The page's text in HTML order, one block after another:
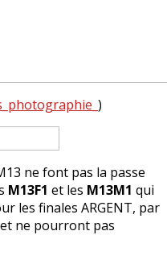
)
ne font pas la passe
M13F1 et les M13M1 qui
les finales ARGENT, par
ne pourront pas